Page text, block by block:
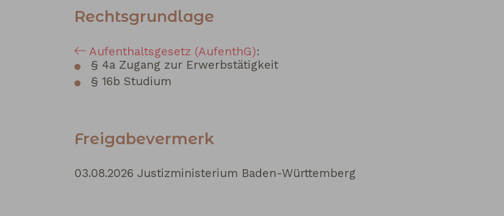
Rechtsgrundlage
Aufenthaltsgesetz (AufenthG):
§ 4a Zugang zur Erwerbstätigkeit
§ 16b Studium
Freigabevermerk
03.08.2026 Justizministerium Baden-Württemberg